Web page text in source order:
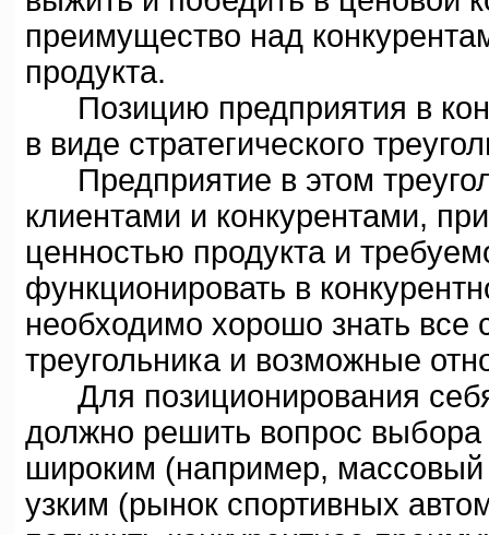
преимущество над
продукта.
Позицию предприятия в
в виде стратегического
Предприятие в этом
клиентами и конкурентами,
ценностью продукта и
функционировать в
необходимо хорошо знать все
треугольника и возможные
Для позиционирования
должно решить вопрос выбора
широким (например,
узким (рынок спортивных